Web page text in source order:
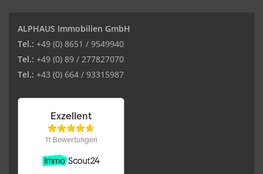
ALPHAUS Immobilien GmbH
Tel.: +49 (0) 8651 / 9549940
Tel.: +49 (0) 89 / 277827070
Tel.: +43 (0) 664 / 93315987